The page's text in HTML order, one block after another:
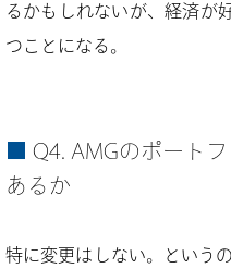
るかもしれないが、経済が
つことになる。
Q4. AMGのポート
あるか
特に変更はしない。という